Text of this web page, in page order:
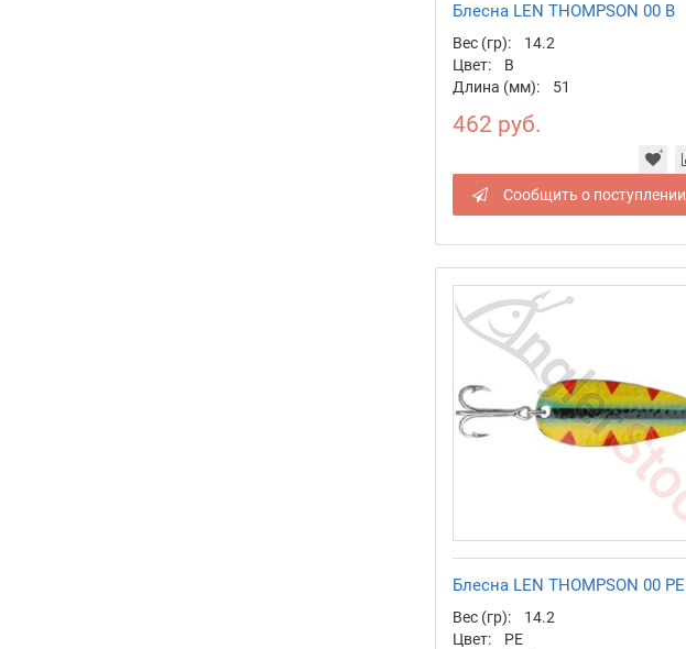
Блесна LEN THOMPSON 00 B
Вес (гр):
14.2
Цвет:
B
Длина (мм):
51
462 руб.
Сообщить о поступлении
Блесна LEN THOMPSON 00 PE
Вес (гр):
14.2
Цвет:
PE